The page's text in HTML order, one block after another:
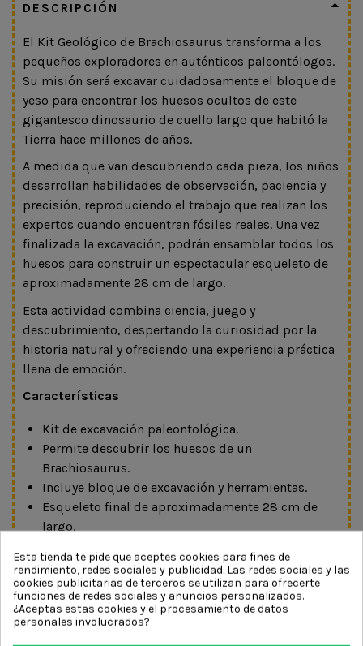
DESCRIPCIÓN
El Kit Geológico de Brachiosaurus transforma a los
pequeños exploradores en auténticos paleontólogos.
Su misión será excavar cuidadosamente el bloque de
yeso para encontrar los huesos ocultos de este
gigantesco dinosaurio de cuello largo que habitó la
Tierra hace millones de años.
A medida que van descubriendo cada pieza, los niños
desarrollan habilidades de observación, paciencia y
precisión, reproduciendo el trabajo que realizan los
expertos cuando encuentran fósiles reales. Una vez
finalizada la excavación, podrán ensamblar todos los
huesos para construir un espectacular esqueleto de
aproximadamente 28 cm de largo.
Esta actividad combina ciencia, juego y
descubrimiento, despertando la curiosidad por la
historia natural y ofreciendo una experiencia práctica
llena de emoción.
Características
Kit de excavación paleontológica.
Permite descubrir los huesos de un
Brachiosaurus.
Incluye bloque de excavación y herramientas.
Esqueleto final de aproximadamente 28 cm de
largo.
Ideal para amantes de los dinosaurios y la
ciencia.
Favorece el aprendizaje mediante la
experimentación.
Esta tienda te pide que aceptes cookies para fines de
rendimiento, redes sociales y publicidad. Las redes sociales y las
cookies publicitarias de terceros se utilizan para ofrecerte
funciones de redes sociales y anuncios personalizados.
¿Aceptas estas cookies y el procesamiento de datos
personales involucrados?